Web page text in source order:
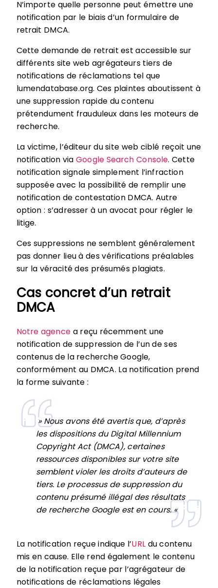
N’importe quelle personne peut émettre une
notification par le biais d’un formulaire de
retrait DMCA.
Cette demande de retrait est accessible sur
différents site web agrégateurs tiers de
notifications de réclamations tel que
lumendatabase.org. Ces plaintes aboutissent à
une suppression rapide du contenu
prétendument frauduleux dans les moteurs de
recherche.
La victime, l’éditeur du site web ciblé reçoit une
notification viaGoogle Search Console. Cette
notification signale simplement l’infraction
supposée avec la possibilité de remplir une
notification de contestation DMCA. Autre
option : s’adresser à un avocat pour régler le
litige.
Ces suppressions ne semblent généralement
pas donner lieu à des vérifications préalables
sur la véracité des présumés plagiats.
Cas concret d’un retrait
DMCA
Notre agencea reçu récemment une
notification de suppression de l’un de ses
contenus de la recherche Google,
conformément au DMCA. La notification prend
la forme suivante :
» Nous avons été avertis que, d’après
les dispositions du Digital Millennium
Copyright Act (DMCA), certaines
ressources disponibles sur votre site
semblent violer les droits d’auteurs de
tiers. Le processus de suppression du
contenu présumé illégal des résultats
de recherche Google est en cours. «
La notification reçue indique l’URLdu contenu
mis en cause. Elle rend également le contenu
de la notification reçue par l’agrégateur de
notifications de réclamations légales